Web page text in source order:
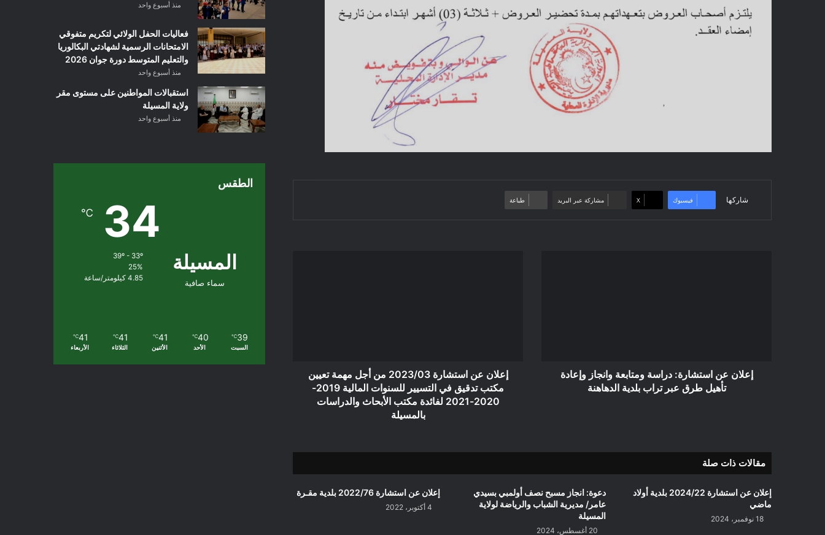
شاركها فيسبوك ‫X مشاركة عبر البريد طباعة
إعلان عن استشارة: دراسة ومتابعة وانجاز وإعادة
تأهيل طرق عبر تراب بلدية الدهاهنة
تدقيق
لفائدة
مكتب
الأبحاث
إعلان عن استشارة 2023/03 من أجل مهمة تعيين
مكتب تدقيق في التسيير للسنوات المالية 2019-
2020-2021 لفائدة مكتب الأبحاث والدراسات
بالمسيلة
مقالات ذات صلة
إعلان عن استشارة 2024/22 بلدية أولاد
ماضي
18 نوفمبر، 2024
دعوة: انجاز مسبح نصف أولمبي بسيدي
عامر/ مديرية الشباب والرياضة لولاية
المسيلة
20 أغسطس، 2024
إعلان عن استشارة 2022/76 بلدية مقـرة
4 أكتوبر، 2022
منذ أسبوع واحد
فعاليات الحفل الولائي لتكريم متفوقي
الامتحانات الرسمية لشهادتي البكالوريا
والتعليم المتوسط دورة جوان 2026
منذ أسبوع واحد
استقبالات المواطنين على مستوى مقر
ولاية المسيلة
منذ أسبوع واحد
الطقس
المسيلة
سماء صافية
34
℃
25%
4.85 كيلومتر/ساعة
39
℃
السبت
40
℃
الأحد
41
℃
الأثنين
41
℃
الثلاثاء
41
℃
الأربعاء